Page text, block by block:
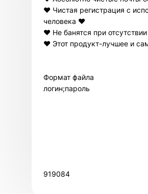
❤️ Чистая регистрация с
человека ❤️
❤️ Не банятся при
❤️ Этот продукт-лучшее и
Формат файла
логин;пароль
919084